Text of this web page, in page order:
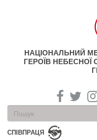
НАЦІОНАЛЬНИЙ
ГЕРОЇВ НЕБЕСНОЇ
Пошукова
форма
Пошук
СПІВПРАЦЯ